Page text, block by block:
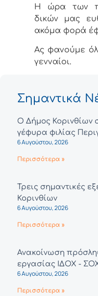
Η ώρα των
δικών μας
ακόμα φορά
Ας φανούμε
γενναίοι.
Σημαντικά
Ο Δήμος Κορινθίων
γέφυρα φιλίας
6 Αυγούστου, 2026
Περισσότερα »
Τρεις σημαντικές
Κορινθίων
6 Αυγούστου, 2026
Περισσότερα »
Ανακοίνωση
εργασίας ΙΔΟΧ -
6 Αυγούστου, 2026
Περισσότερα »